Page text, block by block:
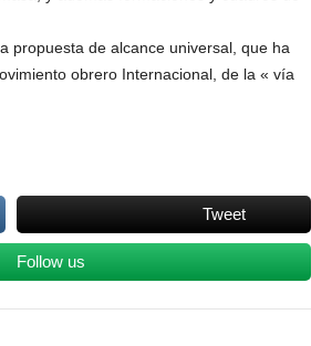
propuesta de alcance universal, que ha
obrero Internacional, de la « vía
Tweet
Follow us